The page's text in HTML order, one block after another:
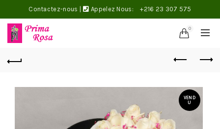
Contactez-nous Appelez Nous: +216 23 307 575
0
VEND
U